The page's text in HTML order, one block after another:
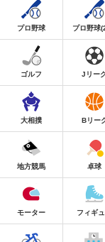
プロ野球 プロ野球
ゴルフ Jリー
大相撲 Bリー
地方競馬 卓球
モーター フィギ